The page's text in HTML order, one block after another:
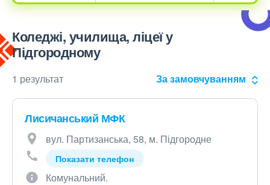
Коледжі, училища, ліцеї у
Підгородному
1 результат За замовчуванням
Лисичанський МФК
вул. Партизанська, 58, м. Підгородне
Показати телефон
Комунальний.